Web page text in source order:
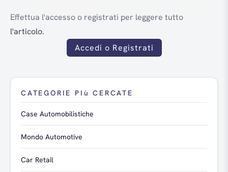
Effettua l'accesso o registrati per leggere tutto
l'articolo.
Accedi o Registrati
CATEGORIE PIù CERCATE
Case Automobilistiche
Mondo Automotive
Car Retail